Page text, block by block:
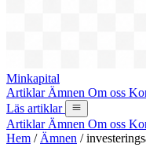
Minkapital
Artiklar Ämnen Om oss
Läs artiklar
Artiklar Ämnen Om oss
Hem / Ämnen /